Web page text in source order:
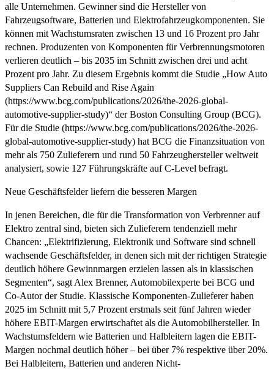
alle Unternehmen. Gewinner sind die Hersteller von
Fahrzeugsoftware, Batterien und Elektrofahrzeugkomponenten. Sie
können mit Wachstumsraten zwischen 13 und 16 Prozent pro Jahr
rechnen. Produzenten von Komponenten für Verbrennungsmotoren
verlieren deutlich – bis 2035 im Schnitt zwischen drei und acht
Prozent pro Jahr. Zu diesem Ergebnis kommt die Studie „How Auto
Suppliers Can Rebuild and Rise Again
(https://www.bcg.com/publications/2026/the-2026-global-
automotive-supplier-study)“ der Boston Consulting Group (BCG).
Für die Studie (https://www.bcg.com/publications/2026/the-2026-
global-automotive-supplier-study) hat BCG die Finanzsituation von
mehr als 750 Zulieferern und rund 50 Fahrzeughersteller weltweit
analysiert, sowie 127 Führungskräfte auf C-Level befragt.
Neue Geschäftsfelder liefern die besseren Margen
In jenen Bereichen, die für die Transformation von Verbrenner auf
Elektro zentral sind, bieten sich Zulieferern tendenziell mehr
Chancen: „Elektrifizierung, Elektronik und Software sind schnell
wachsende Geschäftsfelder, in denen sich mit der richtigen Strategie
deutlich höhere Gewinnmargen erzielen lassen als in klassischen
Segmenten“, sagt Alex Brenner, Automobilexperte bei BCG und
Co-Autor der Studie. Klassische Komponenten-Zulieferer haben
2025 im Schnitt mit 5,7 Prozent erstmals seit fünf Jahren wieder
höhere EBIT-Margen erwirtschaftet als die Automobilhersteller. In
Wachstumsfeldern wie Batterien und Halbleitern lagen die EBIT-
Margen nochmal deutlich höher – bei über 7% respektive über 20%.
Bei Halbleitern, Batterien und anderen Nicht-